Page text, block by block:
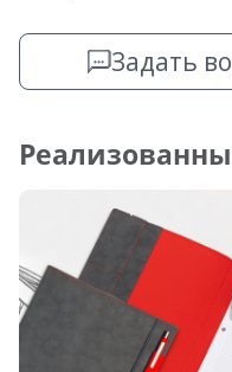
Задать